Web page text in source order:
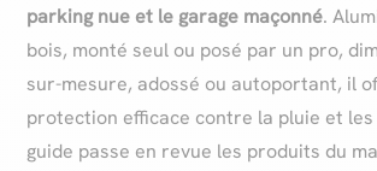
parking nue et le garage maçonné.
bois, monté seul ou posé par un pro,
sur-mesure, adossé ou autoportant, il
protection efficace contre la pluie et les
guide passe en revue les produits du